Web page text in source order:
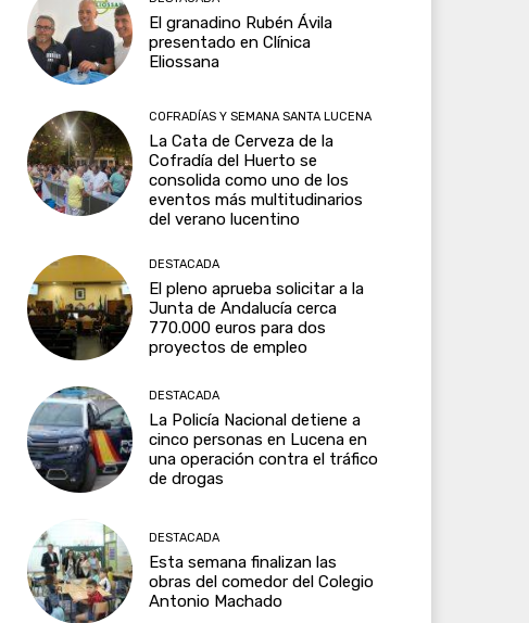
El granadino Rubén Ávila
presentado en Clínica
Eliossana
COFRADÍAS Y SEMANA SANTA LUCENA
La Cata de Cerveza de la
Cofradía del Huerto se
consolida como uno de los
eventos más multitudinarios
del verano lucentino
DESTACADA
El pleno aprueba solicitar a la
Junta de Andalucía cerca
770.000 euros para dos
proyectos de empleo
DESTACADA
La Policía Nacional detiene a
cinco personas en Lucena en
una operación contra el tráfico
de drogas
DESTACADA
Esta semana finalizan las
obras del comedor del Colegio
Antonio Machado